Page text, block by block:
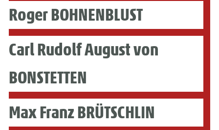
Roger BOHNENBLUST
Carl Rudolf August von
BONSTETTEN
Max Franz BRÜTSCHLIN